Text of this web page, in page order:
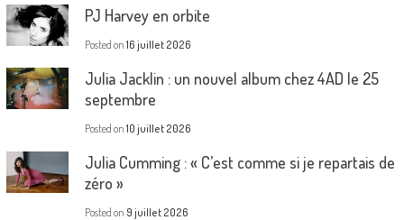
PJ Harvey en orbite
Posted on 16 juillet 2026
Julia Jacklin : un nouvel album chez 4AD le 25
septembre
Posted on 10 juillet 2026
Julia Cumming : « C’est comme si je repartais de
zéro »
Posted on 9 juillet 2026